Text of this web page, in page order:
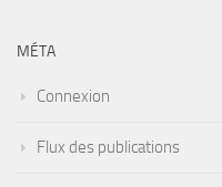
MÉTA
Connexion
Flux des publications